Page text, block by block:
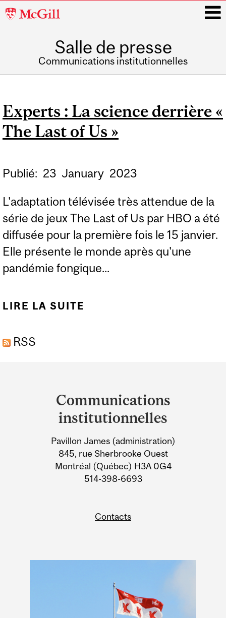
McGill
Salle de presse
Communications institutionnelles
Experts : La science derrière «
The Last of Us »
Publié: 23 January 2023
L'adaptation télévisée très attendue de la
série de jeux The Last of Us par HBO a été
diffusée pour la première fois le 15 janvier.
Elle présente le monde après qu'une
pandémie fongique...
LIRE LA SUITE
RSS
University
Information
Communications
institutionnelles
Pavillon James (administration)
845, rue Sherbrooke Ouest
Montréal (Québec) H3A 0G4
514-398-6693
Contacts